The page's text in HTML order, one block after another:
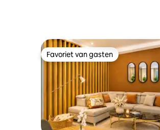
Favoriet van gasten
Favoriet van gasten